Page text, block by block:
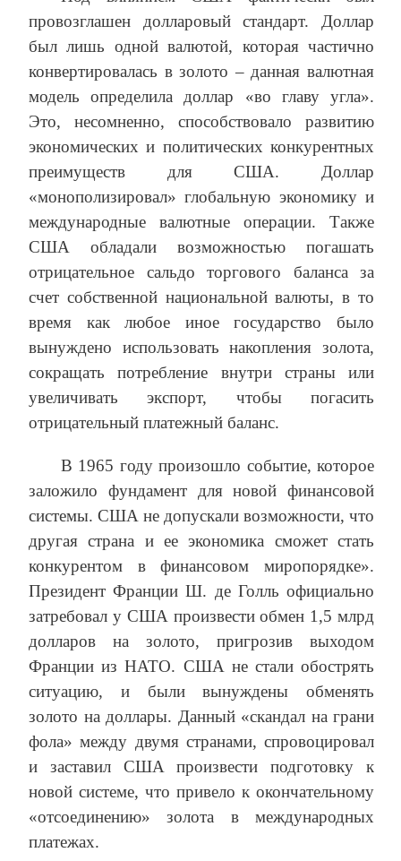
провозглашен долларовый стандарт. Доллар
был лишь одной валютой, которая частично
конвертировалась в золото – данная валютная
модель определила доллар «во главу угла».
Это, несомненно, способствовало развитию
экономических и политических конкурентных
преимуществ для США. Доллар
«монополизировал» глобальную экономику и
международные валютные операции. Также
CША обладали возможностью погашать
отрицательное сальдо торгового баланса за
счет собственной национальной валюты, в то
время как любое иное государство было
вынуждено использовать накопления золота,
сокращать потребление внутри страны или
увеличивать экспорт, чтобы погасить
отрицательный платежный баланс.
В 1965 году произошло событие, которое
заложило фундамент для новой финансовой
системы. США не допускали возможности, что
другая страна и ее экономика сможет стать
конкурентом в финансовом миропорядке».
Президент Франции Ш. де Голль официально
затребовал у США произвести обмен 1,5 млрд
долларов на золото, пригрозив выходом
Франции из НАТО. США не стали обострять
ситуацию, и были вынуждены обменять
золото на доллары. Данный «скандал на грани
фола» между двумя странами, спровоцировал
и заставил США произвести подготовку к
новой системе, что привело к окончательному
«отсоединению» золота в международных
платежах.